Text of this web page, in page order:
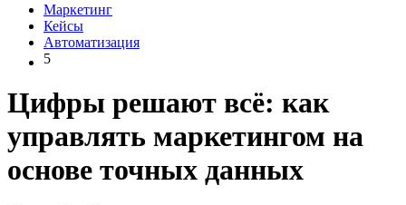
Маркетинг
Кейсы
Автоматизация
5
Цифры решают всё: как
управлять маркетингом на
основе точных данных